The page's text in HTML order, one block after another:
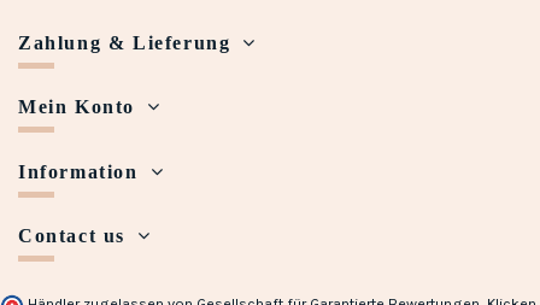
Zahlung & Lieferung
Mein Konto
Information
Contact us